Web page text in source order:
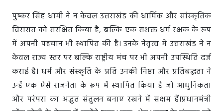
पुष्कर सिंह धामी ने न केवल उत्तराखंड की धार्मिक और सांस्कृतिक
विरासत को संरक्षित किया है, बल्कि एक सशक्त धर्म रक्षक के रूप
में अपनी पहचान भी स्थापित की है। उनके नेतृत्व में उत्तराखंड ने न
केवल राज्य स्तर पर बल्कि राष्ट्रीय मंच पर भी अपनी उपस्थिति दर्ज
कराई है। धर्म और संस्कृति के प्रति उनकी निष्ठा और प्रतिबद्धता ने
उन्हें एक ऐसे राजनेता के रूप में स्थापित किया है जो आधुनिकता
और परंपरा का अद्भुत संतुलन बनाए रखने में सक्षम हैं।प्रधानमंत्री